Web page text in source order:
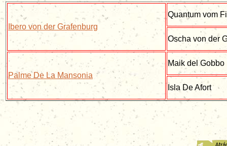
Ibero von der Grafenburg
Quantum vom
Oscha von der
Palme De La Mansonia
Maik del Gobbo
Isla De Afort